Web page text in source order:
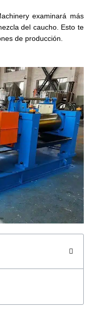
examinará más
del caucho. Esto te
de producción.